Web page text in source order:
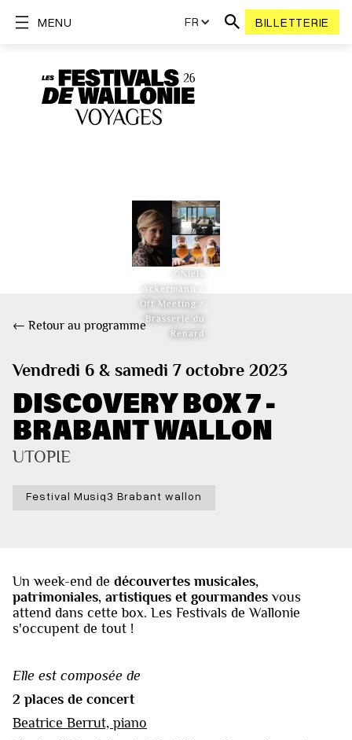
FR BILLETTERIE
MENU
©Niels
Ackermann /
Off Meeting /
Brasserie du
Renard
← Retour au programme
Vendredi 6 & samedi 7 octobre 2023
DISCOVERY BOX 7 -
BRABANT WALLON
UTOPIE
Festival Musiq3 Brabant wallon
Un week-end de découvertes musicales,
patrimoniales, artistiques et gourmandes vous
attend dans cette box. Les Festivals de Wallonie
s'occupent de tout !
Elle est composée de
2 places de concert
Beatrice Berrut, piano